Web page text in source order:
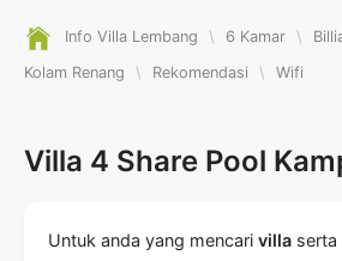
Info Villa Lembang \ 6 Kamar \
Kolam Renang
\ Rekomendasi \ Wifi
Villa 4 Share Pool
Untuk anda yang mencari villa serta